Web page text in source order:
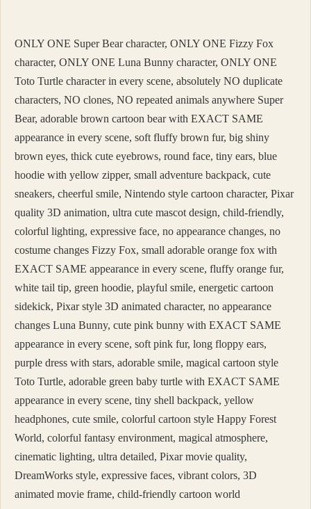
ONLY ONE Super Bear character, ONLY ONE Fizzy Fox
character, ONLY ONE Luna Bunny character, ONLY ONE
Toto Turtle character in every scene, absolutely NO duplicate
characters, NO clones, NO repeated animals anywhere Super
Bear, adorable brown cartoon bear with EXACT SAME
appearance in every scene, soft fluffy brown fur, big shiny
brown eyes, thick cute eyebrows, round face, tiny ears, blue
hoodie with yellow zipper, small adventure backpack, cute
sneakers, cheerful smile, Nintendo style cartoon character, Pixar
quality 3D animation, ultra cute mascot design, child-friendly,
colorful lighting, expressive face, no appearance changes, no
costume changes Fizzy Fox, small adorable orange fox with
EXACT SAME appearance in every scene, fluffy orange fur,
white tail tip, green hoodie, playful smile, energetic cartoon
sidekick, Pixar style 3D animated character, no appearance
changes Luna Bunny, cute pink bunny with EXACT SAME
appearance in every scene, soft pink fur, long floppy ears,
purple dress with stars, adorable smile, magical cartoon style
Toto Turtle, adorable green baby turtle with EXACT SAME
appearance in every scene, tiny shell backpack, yellow
headphones, cute smile, colorful cartoon style Happy Forest
World, colorful fantasy environment, magical atmosphere,
cinematic lighting, ultra detailed, Pixar movie quality,
DreamWorks style, expressive faces, vibrant colors, 3D
animated movie frame, child-friendly cartoon world